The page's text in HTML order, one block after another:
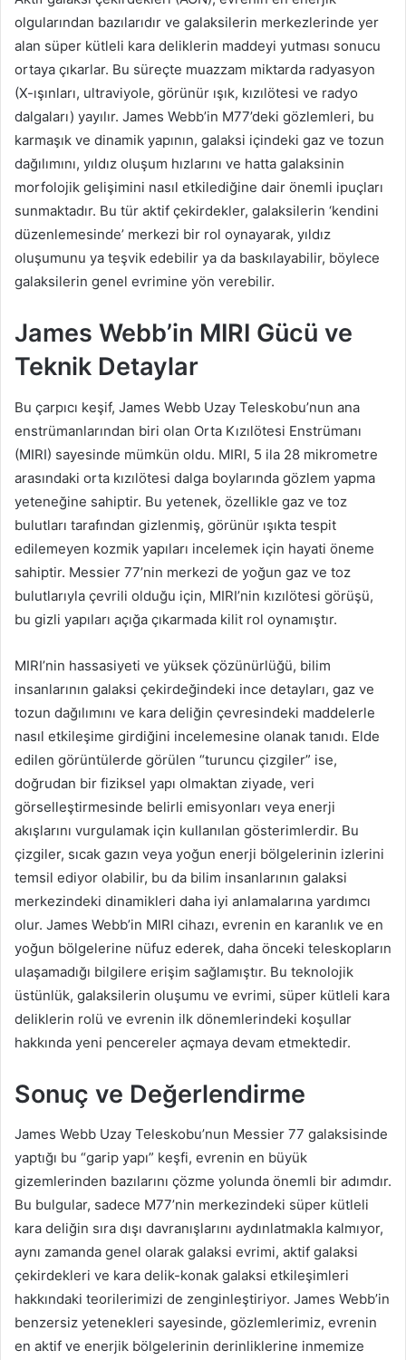
olgularından bazılarıdır ve galaksilerin merkezlerinde yer
alan süper kütleli kara deliklerin maddeyi yutması sonucu
ortaya çıkarlar. Bu süreçte muazzam miktarda radyasyon
(X-ışınları, ultraviyole, görünür ışık, kızılötesi ve radyo
dalgaları) yayılır. James Webb’in M77’deki gözlemleri, bu
karmaşık ve dinamik yapının, galaksi içindeki gaz ve tozun
dağılımını, yıldız oluşum hızlarını ve hatta galaksinin
morfolojik gelişimini nasıl etkilediğine dair önemli ipuçları
sunmaktadır. Bu tür aktif çekirdekler, galaksilerin ‘kendini
düzenlemesinde’ merkezi bir rol oynayarak, yıldız
oluşumunu ya teşvik edebilir ya da baskılayabilir, böylece
galaksilerin genel evrimine yön verebilir.
James Webb’in MIRI Gücü ve
Teknik Detaylar
Bu çarpıcı keşif, James Webb Uzay Teleskobu’nun ana
enstrümanlarından biri olan Orta Kızılötesi Enstrümanı
(MIRI) sayesinde mümkün oldu. MIRI, 5 ila 28 mikrometre
arasındaki orta kızılötesi dalga boylarında gözlem yapma
yeteneğine sahiptir. Bu yetenek, özellikle gaz ve toz
bulutları tarafından gizlenmiş, görünür ışıkta tespit
edilemeyen kozmik yapıları incelemek için hayati öneme
sahiptir. Messier 77’nin merkezi de yoğun gaz ve toz
bulutlarıyla çevrili olduğu için, MIRI’nin kızılötesi görüşü,
bu gizli yapıları açığa çıkarmada kilit rol oynamıştır.
MIRI’nin hassasiyeti ve yüksek çözünürlüğü, bilim
insanlarının galaksi çekirdeğindeki ince detayları, gaz ve
tozun dağılımını ve kara deliğin çevresindeki maddelerle
nasıl etkileşime girdiğini incelemesine olanak tanıdı. Elde
edilen görüntülerde görülen “turuncu çizgiler” ise,
doğrudan bir fiziksel yapı olmaktan ziyade, veri
görselleştirmesinde belirli emisyonları veya enerji
akışlarını vurgulamak için kullanılan gösterimlerdir. Bu
çizgiler, sıcak gazın veya yoğun enerji bölgelerinin izlerini
temsil ediyor olabilir, bu da bilim insanlarının galaksi
merkezindeki dinamikleri daha iyi anlamalarına yardımcı
olur. James Webb’in MIRI cihazı, evrenin en karanlık ve en
yoğun bölgelerine nüfuz ederek, daha önceki teleskopların
ulaşamadığı bilgilere erişim sağlamıştır. Bu teknolojik
üstünlük, galaksilerin oluşumu ve evrimi, süper kütleli kara
deliklerin rolü ve evrenin ilk dönemlerindeki koşullar
hakkında yeni pencereler açmaya devam etmektedir.
Sonuç ve Değerlendirme
James Webb Uzay Teleskobu’nun Messier 77 galaksisinde
yaptığı bu “garip yapı” keşfi, evrenin en büyük
gizemlerinden bazılarını çözme yolunda önemli bir adımdır.
Bu bulgular, sadece M77’nin merkezindeki süper kütleli
kara deliğin sıra dışı davranışlarını aydınlatmakla kalmıyor,
aynı zamanda genel olarak galaksi evrimi, aktif galaksi
çekirdekleri ve kara delik-konak galaksi etkileşimleri
hakkındaki teorilerimizi de zenginleştiriyor. James Webb’in
benzersiz yetenekleri sayesinde, gözlemlerimiz, evrenin
en aktif ve enerjik bölgelerinin derinliklerine inmemize